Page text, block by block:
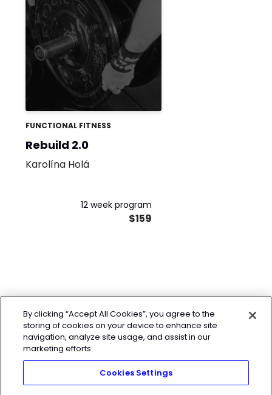
FUNCTIONAL FITNESS
Rebuild 2.0
Karolína Holá
12 week program
$159
By clicking “Accept All Cookies”, you agree to the
storing of cookies on your device to enhance site
navigation, analyze site usage, and assist in our
marketing efforts.
Cookies Settings